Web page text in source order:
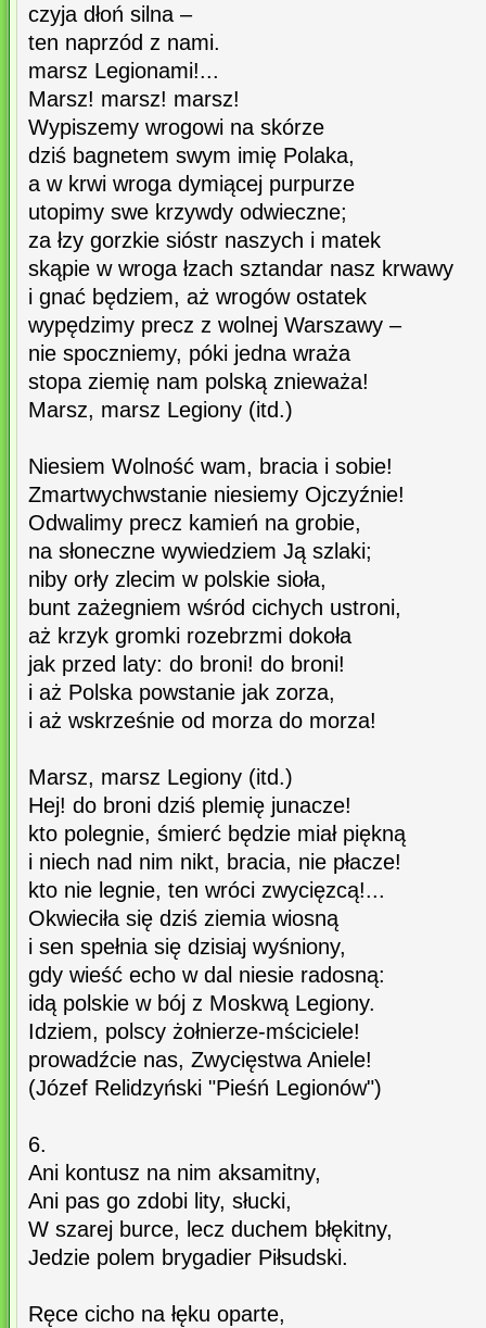
czyja dłoń silna –
ten naprzód z nami.
marsz Legionami!...
Marsz! marsz! marsz!
Wypiszemy wrogowi na skórze
dziś bagnetem swym imię Polaka,
a w krwi wroga dymiącej purpurze
utopimy swe krzywdy odwieczne;
za łzy gorzkie sióstr naszych i matek
skąpie w wroga łzach sztandar nasz krwawy
i gnać będziem, aż wrogów ostatek
wypędzimy precz z wolnej Warszawy –
nie spoczniemy, póki jedna wraża
stopa ziemię nam polską znieważa!
Marsz, marsz Legiony (itd.)
Niesiem Wolność wam, bracia i sobie!
Zmartwychwstanie niesiemy Ojczyźnie!
Odwalimy precz kamień na grobie,
na słoneczne wywiedziem Ją szlaki;
niby orły zlecim w polskie sioła,
bunt zażegniem wśród cichych ustroni,
aż krzyk gromki rozebrzmi dokoła
jak przed laty: do broni! do broni!
i aż Polska powstanie jak zorza,
i aż wskrześnie od morza do morza!
Marsz, marsz Legiony (itd.)
Hej! do broni dziś plemię junacze!
kto polegnie, śmierć będzie miał piękną
i niech nad nim nikt, bracia, nie płacze!
kto nie legnie, ten wróci zwycięzcą!...
Okwieciła się dziś ziemia wiosną
i sen spełnia się dzisiaj wyśniony,
gdy wieść echo w dal niesie radosną:
idą polskie w bój z Moskwą Legiony.
Idziem, polscy żołnierze-mściciele!
prowadźcie nas, Zwycięstwa Aniele!
(Józef Relidzyński "Pieśń Legionów")
6.
Ani kontusz na nim aksamitny,
Ani pas go zdobi lity, słucki,
W szarej burce, lecz duchem błękitny,
Jedzie polem brygadier Piłsudski.
Ręce cicho na łęku oparte,